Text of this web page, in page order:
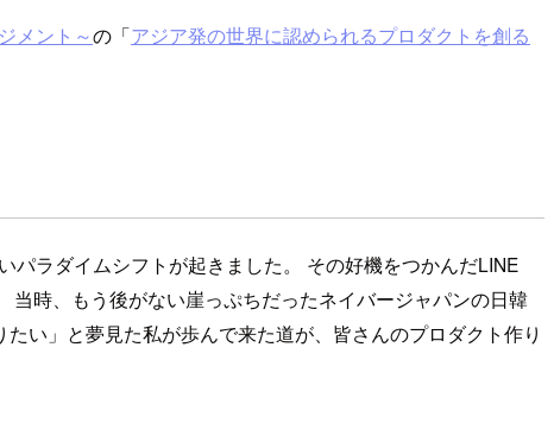
メント～の「アジア発の世界に認められるプロダクトを創る
パラダイムシフトが起きました。 その好機をつかんだLINE
時、もう後がない崖っぷちだったネイバージャパンの日韓
い」と夢見た私が歩んで来た道が、皆さんのプロダクト作り